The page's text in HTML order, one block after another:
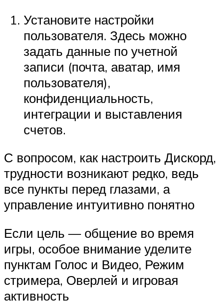
Установите настройки
пользователя. Здесь можно
задать данные по учетной
записи (почта, аватар, имя
пользователя),
конфиденциальность,
интеграции и выставления
счетов.
С вопросом, как настроить Дискорд,
трудности возникают редко, ведь
все пункты перед глазами, а
управление интуитивно понятно
Если цель — общение во время
игры, особое внимание уделите
пунктам Голос и Видео, Режим
стримера, Оверлей и игровая
активность